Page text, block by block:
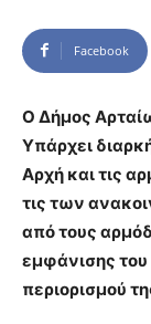
Facebook
Ο Δήμος
Υπάρχει
Αρχή και τις
τις των
από τους
εμφάνισης
περιορισμού